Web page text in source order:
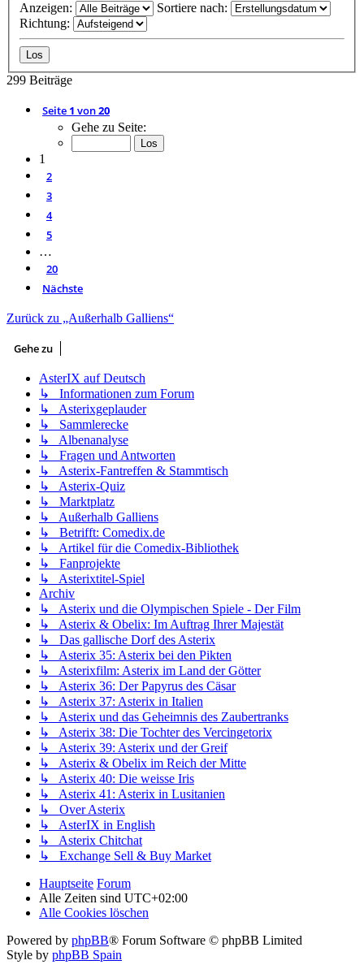
Anzeigen:
Sortiere nach:
Richtung:
299 Beiträge
Seite 1 von20
Gehe zu Seite:
1
2
3
4
5
…
20
Nächste
Zurück zu „Außerhalb Galliens“
Gehe zu
AsterIX auf Deutsch
↳ Informationen zum Forum
↳ Asterixgeplauder
↳ Sammlerecke
↳ Albenanalyse
↳ Fragen und Antworten
↳ Asterix-Fantreffen & Stammtisch
↳ Asterix-Quiz
↳ Marktplatz
↳ Außerhalb Galliens
↳ Betrifft: Comedix.de
↳ Artikel für die Comedix-Bibliothek
↳ Fanprojekte
↳ Asterixtitel-Spiel
Archiv
↳ Asterix und die Olympischen Spiele - Der Film
↳ Asterix & Obelix: Im Auftrag Ihrer Majestät
↳ Das gallische Dorf des Asterix
↳ Asterix 35: Asterix bei den Pikten
↳ Asterixfilm: Asterix im Land der Götter
↳ Asterix 36: Der Papyrus des Cäsar
↳ Asterix 37: Asterix in Italien
↳ Asterix und das Geheimnis des Zaubertranks
↳ Asterix 38: Die Tochter des Vercingetorix
↳ Asterix 39: Asterix und der Greif
↳ Asterix & Obelix im Reich der Mitte
↳ Asterix 40: Die weisse Iris
↳ Asterix 41: Asterix in Lusitanien
↳ Over Asterix
↳ AsterIX in English
↳ Asterix Chitchat
↳ Exchange Sell & Buy Market
Hauptseite Forum
Alle Zeiten sind UTC+02:00
Alle Cookies löschen
Powered by phpBB® Forum Software © phpBB Limited
Style by phpBB Spain